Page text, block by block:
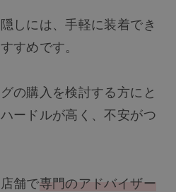
しには、手軽に装着でき
すめです。
の購入を検討する方にと
ードルが高く、不安がつ
舗で専門のアドバイザー